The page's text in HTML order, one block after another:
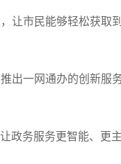
让市民能够轻松获取
出一网通办的创新服
政务服务更智能、更主